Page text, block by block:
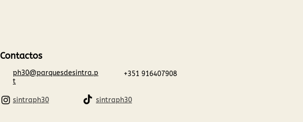
Contactos
ph30@parquesdesintra.p
t
​+351 916407908
sintraph30 sintraph30